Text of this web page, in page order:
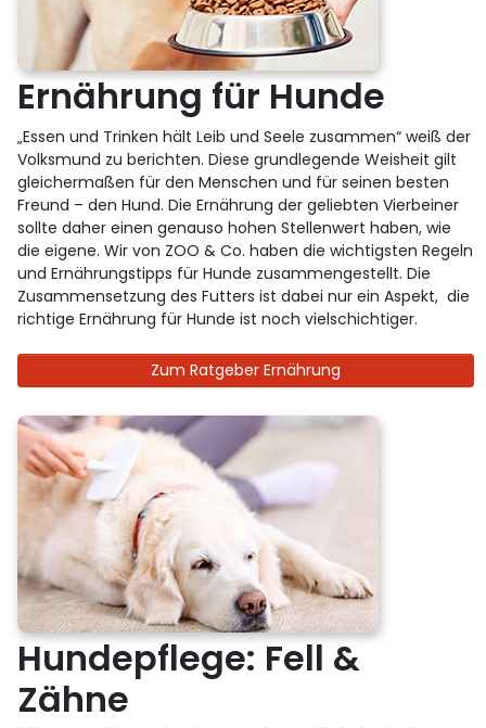
Ernährung für Hunde
„Essen und Trinken hält Leib und Seele zusammen“ weiß der
Volksmund zu berichten. Diese grundlegende Weisheit gilt
gleichermaßen für den Menschen und für seinen besten
Freund – den Hund. Die Ernährung der geliebten Vierbeiner
sollte daher einen genauso hohen Stellenwert haben, wie
die eigene. Wir von ZOO & Co. haben die wichtigsten Regeln
und Ernährungstipps für Hunde zusammengestellt. Die
Zusammensetzung des Futters ist dabei nur ein Aspekt, die
richtige Ernährung für Hunde ist noch vielschichtiger.
Zum Ratgeber Ernährung
Hundepflege: Fell &
Zähne